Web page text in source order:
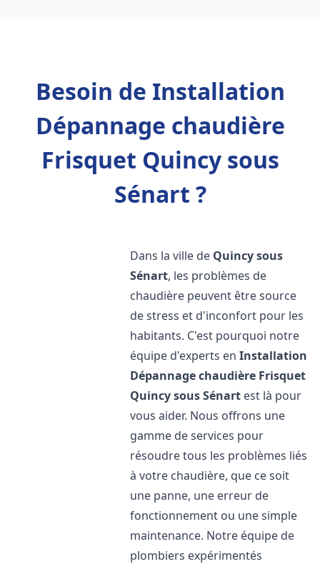
Besoin de Installation
Dépannage chaudière
Frisquet Quincy sous
Sénart ?
Dans la ville de Quincy sous
Sénart, les problèmes de
chaudière peuvent être source
de stress et d'inconfort pour les
habitants. C'est pourquoi notre
équipe d'experts enInstallation
Dépannage chaudière Frisquet
Quincy sous Sénart est là pour
vous aider. Nous offrons une
gamme de services pour
résoudre tous les problèmes liés
à votre chaudière, que ce soit
une panne, une erreur de
fonctionnement ou une simple
maintenance. Notre équipe de
plombiers expérimentés